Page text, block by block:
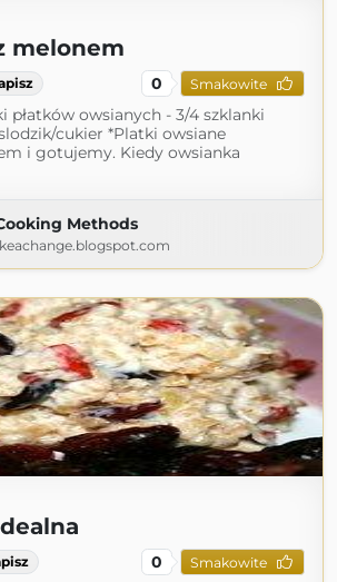
melonem
0 Smakowite
płatków owsianych - 3/4 szklanki
cukier *Platki owsiane
i gotujemy. Kiedy owsianka
Methods
0 Smakowite